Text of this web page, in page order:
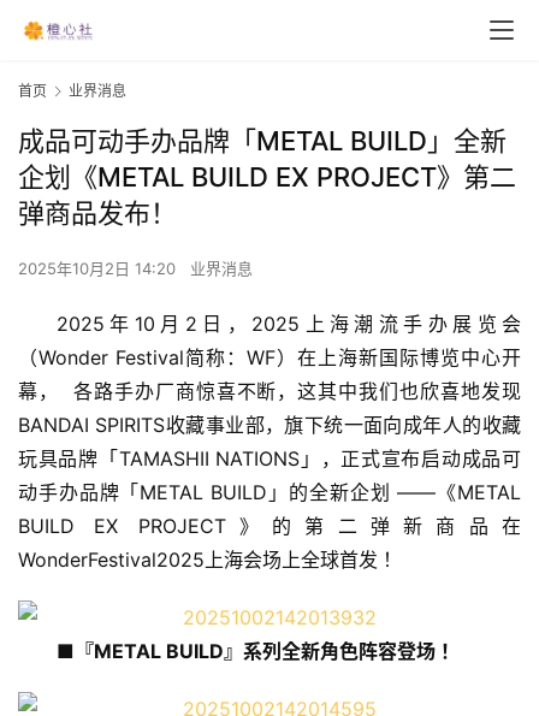
首页 业界消息
成品可动手办品牌「METAL BUILD」全新
企划《METAL BUILD EX PROJECT》第二
弹商品发布！
2025年10月2日 14:20 业界消息
2025年10月2日，2025上海潮流手办展览会
（Wonder Festival简称：WF）在上海新国际博览中心开
幕，  各路手办厂商惊喜不断，这其中我们也欣喜地发现
BANDAI SPIRITS收藏事业部，旗下统一面向成年人的收藏
玩具品牌「TAMASHII NATIONS 」，正式宣布启动成品可
动手办品牌「METAL BUILD 」的全新企划 —— 《METAL
BUILD EX PROJECT》 的第二弹新商品在
WonderFestival2025上海会场上全球首发 ！
■『METAL BUILD』 系列全新角色阵容登场！